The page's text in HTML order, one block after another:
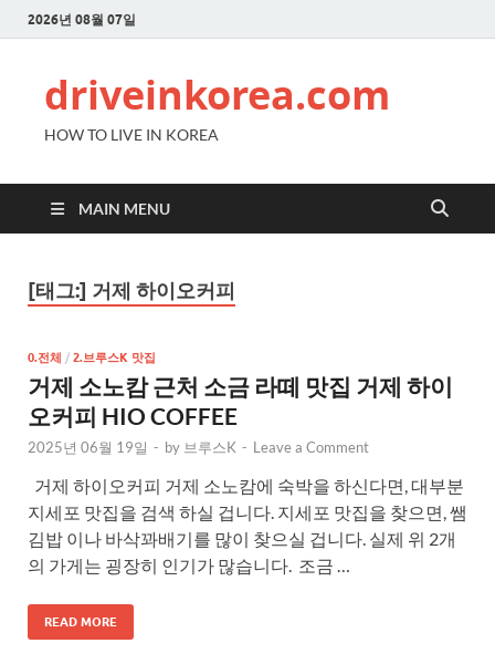
2026년 08월 07일
driveinkorea.com
HOW TO LIVE IN KOREA
MAIN MENU
[태그:] 거제 하이오커피
0.전체 / 2.브루스K 맛집
거제 소노캄 근처 소금 라떼 맛집 거제 하이
오커피 HIO COFFEE
2025년 06월 19일 - by 브루스K - Leave a Comment
거제 하이오커피 거제 소노캄에 숙박을 하신다면, 대부분
지세포 맛집을 검색 하실 겁니다. 지세포 맛집을 찾으면, 쌤
김밥 이나 바삭꽈배기를 많이 찾으실 겁니다. 실제 위 2개
의 가게는 굉장히 인기가 많습니다. 조금 …
READ MORE